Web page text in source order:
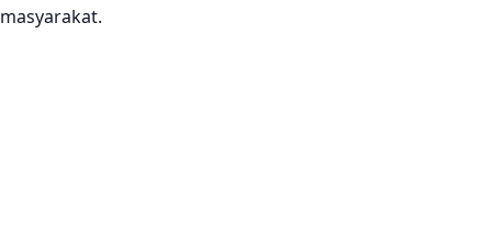
masyarakat.